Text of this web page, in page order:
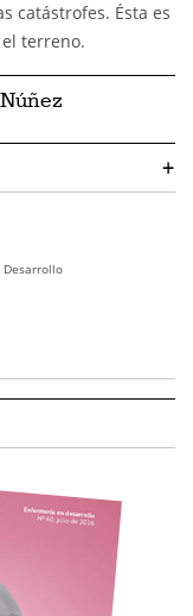
catástrofes. Ésta es
terreno.
+
Desarrollo